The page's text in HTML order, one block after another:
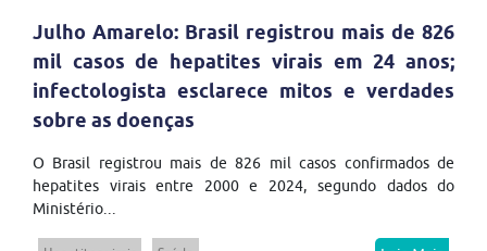
Julho Amarelo: Brasil registrou mais de 826
mil casos de hepatites virais em 24 anos;
infectologista esclarece mitos e verdades
sobre as doenças
O Brasil registrou mais de 826 mil casos confirmados de
hepatites virais entre 2000 e 2024, segundo dados do
Ministério...